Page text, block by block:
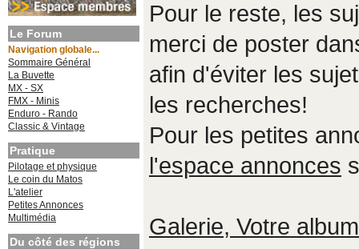
Le Forum
Navigation globale...
Sommaire Général
La Buvette
MX - SX
FMX - Minis
Enduro - Rando
Classic & Vintage
Pratique
Pilotage et physique
Le coin du Matos
L'atelier
Petites Annonces
Multimédia
Du côté des régions
Pour le reste, les
merci de poster
afin d'éviter les
les recherches!
Pour les petites
l'espace annonces
Galerie, Votre